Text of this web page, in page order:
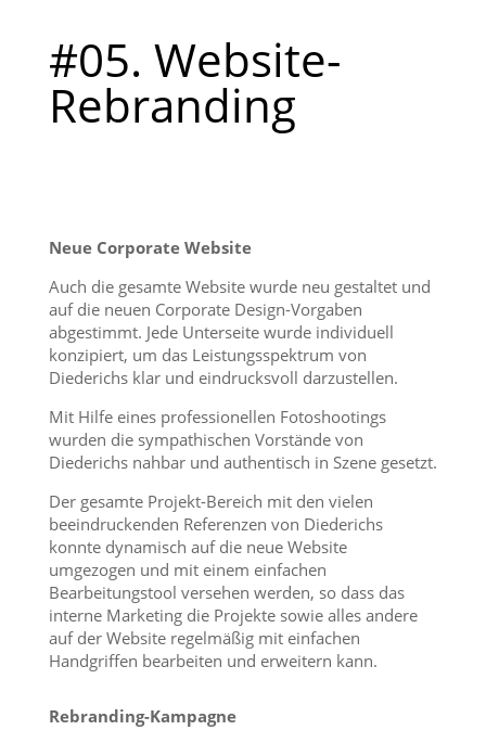
#05. Website-
Rebranding
Neue Corporate Website
Auch die gesamte Website wurde neu gestaltet und
auf die neuen Corporate Design-Vorgaben
abgestimmt. Jede Unterseite wurde individuell
konzipiert, um das Leistungsspektrum von
Diederichs klar und eindrucksvoll darzustellen.
Mit Hilfe eines professionellen Fotoshootings
wurden die sympathischen Vorstände von
Diederichs nahbar und authentisch in Szene gesetzt.
Der gesamte Projekt-Bereich mit den vielen
beeindruckenden Referenzen von Diederichs
konnte dynamisch auf die neue Website
umgezogen und mit einem einfachen
Bearbeitungstool versehen werden, so dass das
interne Marketing die Projekte sowie alles andere
auf der Website regelmäßig mit einfachen
Handgriffen bearbeiten und erweitern kann.
Rebranding-Kampagne